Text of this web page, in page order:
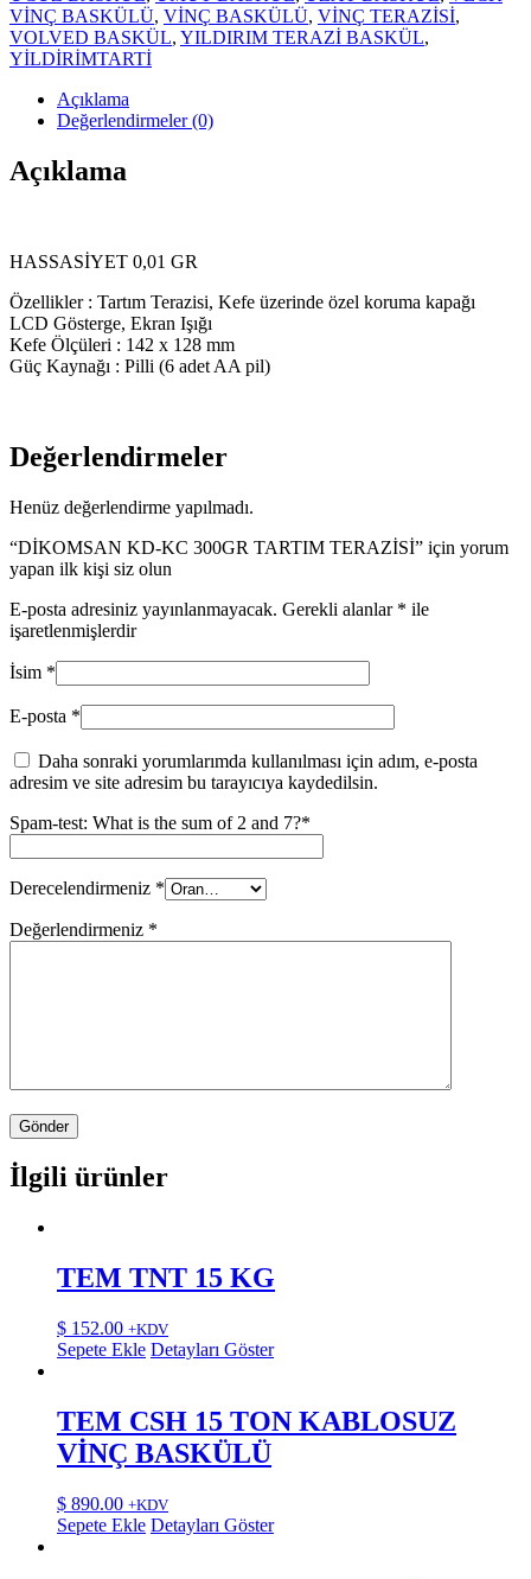
VİNÇ BASKÜLÜ, VİNÇ BASKÜLÜ, VİNÇ TERAZİSİ,
VOLVED BASKÜL, YILDIRIM TERAZİ BASKÜL,
YİLDİRİMTARTİ
Açıklama
Değerlendirmeler (0)
Açıklama
HASSASİYET 0,01 GR
Özellikler : Tartım Terazisi, Kefe üzerinde özel koruma kapağı
LCD Gösterge, Ekran Işığı
Kefe Ölçüleri : 142 x 128 mm
Güç Kaynağı : Pilli (6 adet AA pil)
Değerlendirmeler
Henüz değerlendirme yapılmadı.
“DİKOMSAN KD-KC 300GR TARTIM TERAZİSİ” için yorum
yapan ilk kişi siz olun
E-posta adresiniz yayınlanmayacak. Gerekli alanlar * ile
işaretlenmişlerdir
İsim *
E-posta *
Daha sonraki yorumlarımda kullanılması için adım, e-posta
adresim ve site adresim bu tarayıcıya kaydedilsin.
Spam-test: What is the sum of 2 and 7?*
Derecelendirmeniz *
Değerlendirmeniz *
İlgili ürünler
TEM TNT 15 KG
$ 152.00 +KDV
Sepete Ekle Detayları Göster
TEM CSH 15 TON KABLOSUZ
VİNÇ BASKÜLÜ
$ 890.00 +KDV
Sepete Ekle Detayları Göster